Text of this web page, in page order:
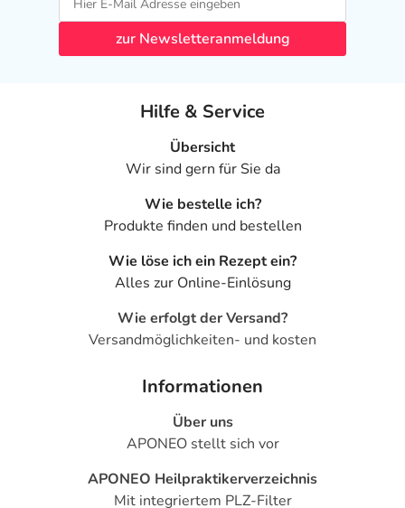
zur Newsletteranmeldung
Hilfe & Service
Übersicht
Wir sind gern für Sie da
Wie bestelle ich?
Produkte finden und bestellen
Wie löse ich ein Rezept ein?
Alles zur Online-Einlösung
Wie erfolgt der Versand?
Versandmöglichkeiten- und kosten
Informationen
Über uns
APONEO stellt sich vor
APONEO Heilpraktikerverzeichnis
Mit integriertem PLZ-Filter